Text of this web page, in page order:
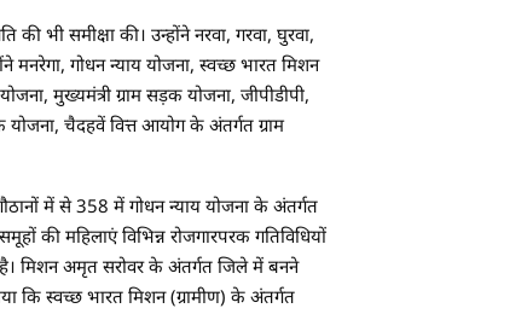
की भी समीक्षा की। उन्होंने नरवा, गरवा, घुरवा,
मनरेगा, गोधन न्याय योजना, स्वच्छ भारत मिशन
मुख्यमंत्री ग्राम सड़क योजना, जीपीडीपी,
योजना, चैदहवें वित्त आयोग के अंतर्गत ग्राम
में से 358 में गोधन न्याय योजना के अंतर्गत
की महिलाएं विभिन्न रोजगारपरक गतिविधियों
मिशन अमृत सरोवर के अंतर्गत जिले में बनने
कि स्वच्छ भारत मिशन (ग्रामीण) के अंतर्गत